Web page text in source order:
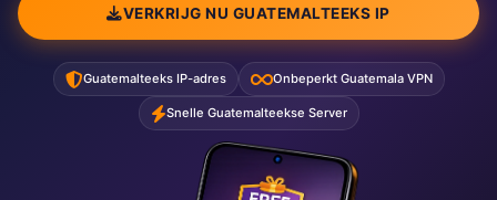
VERKRIJG NU GUATEMALTEEKS IP
Guatemalteeks IP-adres Onbeperkt Guatemala VPN
Snelle Guatemalteekse Server